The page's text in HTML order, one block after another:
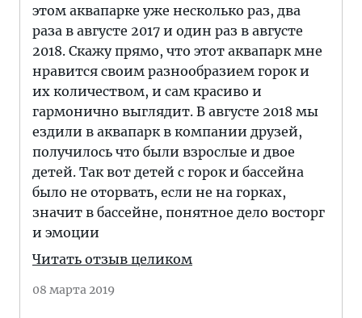
этом аквапарке уже несколько раз, два
раза в августе 2017 и один раз в августе
2018. Скажу прямо, что этот аквапарк мне
нравится своим разнообразием горок и
их количеством, и сам красиво и
гармонично выглядит. В августе 2018 мы
ездили в аквапарк в компании друзей,
получилось что были взрослые и двое
детей. Так вот детей с горок и бассейна
было не оторвать, если не на горках,
значит в бассейне, понятное дело восторг
и эмоции
Читать отзыв целиком
08 марта 2019